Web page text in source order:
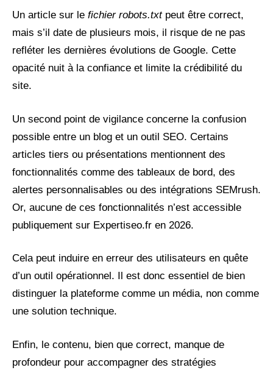
Un article sur le fichier robots.txtpeut être correct,
mais s’il date de plusieurs mois, il risque de ne pas
refléter les dernières évolutions de Google. Cette
opacité nuit à la confiance et limite la crédibilité du
site.
Un second point de vigilance concerne la confusion
possible entre un blog et un outil SEO. Certains
articles tiers ou présentations mentionnent des
fonctionnalités comme des tableaux de bord, des
alertes personnalisables ou des intégrations SEMrush.
Or, aucune de ces fonctionnalités n’est accessible
publiquement sur Expertiseo.fr en 2026.
Cela peut induire en erreur des utilisateurs en quête
d’un outil opérationnel. Il est donc essentiel de bien
distinguer la plateforme comme un média, non comme
une solution technique.
Enfin, le contenu, bien que correct, manque de
profondeur pour accompagner des stratégies